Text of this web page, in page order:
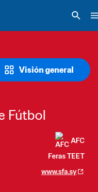
Visión general
Fútbol
AFC
Feras TEET
www.sfa.sy